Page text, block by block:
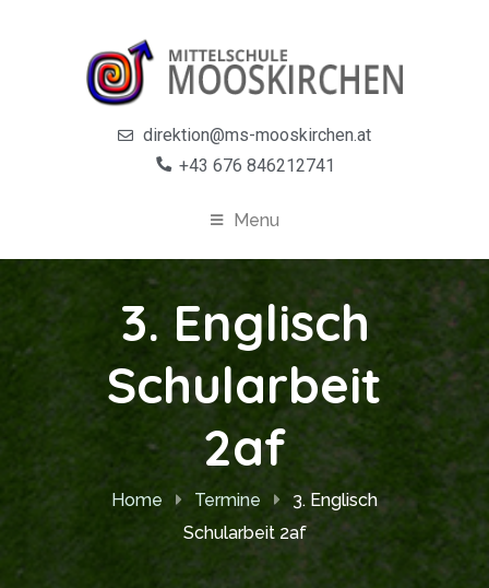
direktion@ms-mooskirchen.at
+43 676 846212741
Menu
3. Englisch
Schularbeit
2af
Home Termine
3. Englisch
Schularbeit 2af